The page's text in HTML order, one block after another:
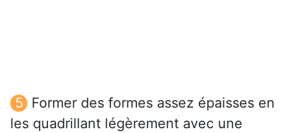
Former des formes assez épaisses en
les quadrillant légèrement avec une